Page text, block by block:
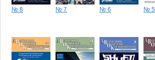
№ 8 № 7 № 6 № 5